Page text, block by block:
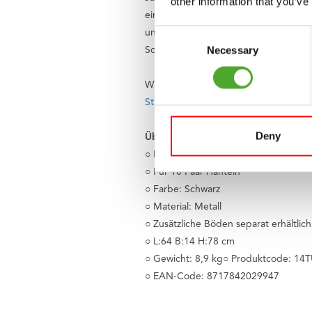
Consent
Selection
Necessary
Deny
einem ausgeglichenen Geist und
unterstützenden Apps. Ein
Schwierigkeiten oder Fragen? Dann
Wir finden, dass jeder das Recht auf
Stiftung Fitkids. So sorgen wir
Übersicht Spezifikationen:
○ Rutschfeste Gummihalterungen
○ Für 10 Paar Hanteln
○ Farbe: Schwarz
○ Material: Metall
○ Zusätzliche Böden separat erhältlich
○ L:64 B:14 H:78 cm
○ Gewicht: 8,9 kg○ Produktcode:
○ EAN-Code: 8717842029947